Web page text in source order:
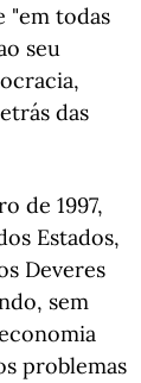
"em todas
seu
das
de 1997,
Estados,
Deveres
sem
problemas